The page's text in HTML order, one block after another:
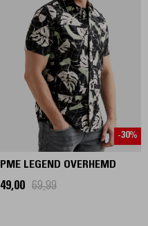
-30%
PME LEGEND OVERHEMD
49,00 69,99